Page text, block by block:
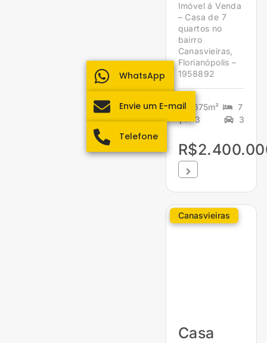
Imóvel á Venda
– Casa de 7
quartos no
bairro
Canasvieiras,
Florianópolis –
1958892
675m²
7
3
3
Canasvieiras
Casa
WhatsApp
Envie um E-mail
Telefone